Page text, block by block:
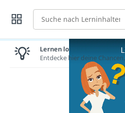
Suche
Lernen lohnt sich!
Entdecke hier deine Chancen.